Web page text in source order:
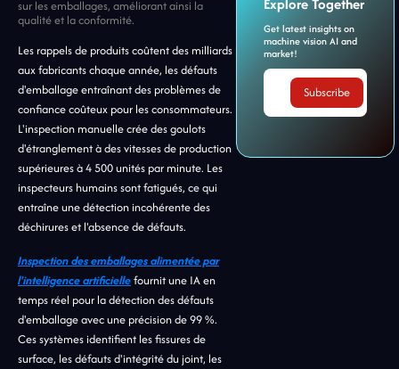
sur les emballages, améliorant ainsi la
qualité et la conformité.
Les rappels de produits coûtent des milliards
aux fabricants chaque année, les défauts
d'emballage entraînant des problèmes de
confiance coûteux pour les consommateurs.
L'inspection manuelle crée des goulots
d'étranglement à des vitesses de production
supérieures à 4 500 unités par minute. Les
inspecteurs humains sont fatigués, ce qui
entraîne une détection incohérente des
déchirures et l'absence de défauts.
Inspection des emballages alimentée par
l'intelligence artificiellefournit une IA en
temps réel pour la détection des défauts
d'emballage avec une précision de 99 %.
Ces systèmes identifient les fissures de
surface, les défauts d'intégrité du joint, les
Get latest insights on
machine vision AI and
market!